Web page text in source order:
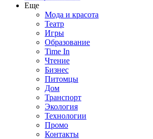
Еще
Мода и красота
Театр
Игры
Образование
Time In
Чтение
Бизнес
Питомцы
Дом
Транспорт
Экология
Технологии
Промо
Контакты